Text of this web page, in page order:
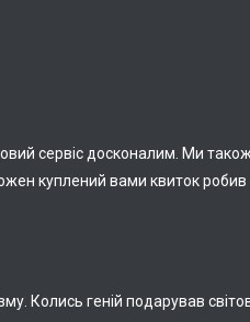
сервіс досконалим. Ми
куплений вами квиток
Колись геній подарував